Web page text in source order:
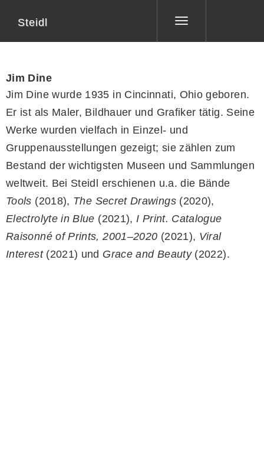
Toggle
Steidl
Jim Dine
Jim Dine wurde 1935 in Cincinnati, Ohio geboren.
Er ist als Maler, Bildhauer und Grafiker tätig. Seine
Werke wurden vielfach in Einzel- und
Gruppenausstellungen gezeigt; sie zählen zum
Bestand der wichtigsten Museen und Sammlungen
weltweit. Bei Steidl erschienen u.a. die Bände
Tools (2018), The Secret Drawings(2020),
Electrolyte in Blue (2021),I Print. Catalogue
Raisonné of Prints, 2001–2020 (2021), Viral
Interest(2021) und Grace and Beauty(2022).